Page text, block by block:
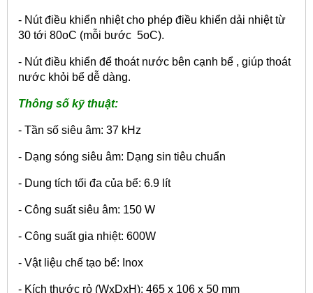
- Nút điều khiển nhiệt cho phép điều khiển dải nhiệt từ
30 tới 80oC (mỗi bước 5oC).
- Nút điều khiển để thoát nước bên cạnh bể , giúp thoát
nước khỏi bể dễ dàng.
Thông số kỹ thuật:
- Tần số siêu âm: 37 kHz
- Dạng sóng siêu âm: Dạng sin tiêu chuẩn
- Dung tích tối đa của bể: 6.9 lít
- Công suất siêu âm: 150 W
- Công suất gia nhiệt: 600W
- Vật liệu chế tạo bể: Inox
- Kích thước rỏ (WxDxH): 465 x 106 x 50 mm